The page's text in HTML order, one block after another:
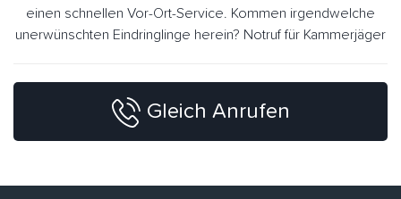
einen schnellen Vor-Ort-Service. Kommen irgendwelche
unerwünschten Eindringlinge herein? Notruf für Kammerjäger
Gleich Anrufen